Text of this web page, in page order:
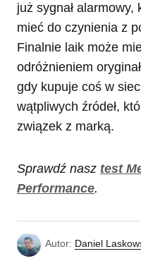
już sygnał
mieć do czynienia z
Finalnie laik może
odróżnieniem
gdy kupuje coś w
wątpliwych źródeł,
związek z marką.
Sprawdź nasz test
Performance.
Autor: Daniel